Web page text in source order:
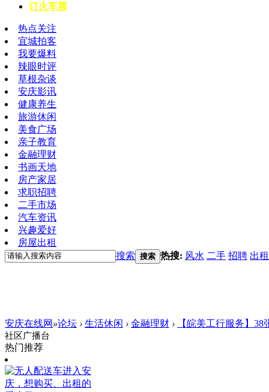
订火车票
热点关注
宜城拍客
我要爆料
辣眼时评
草根杂谈
安庆影讯
健康养生
旅游休闲
美食广场
亲子教育
金融理财
书画天地
房产家居
求职招聘
二手市场
汽车资讯
兴趣爱好
房屋出租
搜索 搜索 热搜: 风水 二手 招聘 出租
安庆在线网 »论坛 › 生活休闲 › 金融理财 › 【皖美工行服务】
社区广播台
热门推荐